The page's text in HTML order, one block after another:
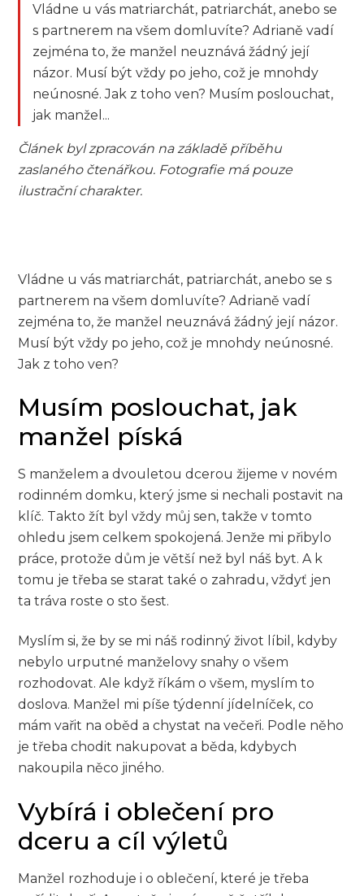
Vládne u vás matriarchát, patriarchát, anebo se
s partnerem na všem domluvíte? Adrianě vadí
zejména to, že manžel neuznává žádný její
názor. Musí být vždy po jeho, což je mnohdy
neúnosné. Jak z toho ven? Musím poslouchat,
jak manžel...
Článek byl zpracován na základě příběhu
zaslaného čtenářkou. Fotografie má pouze
ilustrační charakter.
Vládne u vás matriarchát, patriarchát, anebo se s
partnerem na všem domluvíte? Adrianě vadí
zejména to, že manžel neuznává žádný její názor.
Musí být vždy po jeho, což je mnohdy neúnosné.
Jak z toho ven?
Musím poslouchat, jak
manžel píská
S manželem a dvouletou dcerou žijeme v novém
rodinném domku, který jsme si nechali postavit na
klíč. Takto žít byl vždy můj sen, takže v tomto
ohledu jsem celkem spokojená. Jenže mi přibylo
práce, protože dům je větší než byl náš byt. A k
tomu je třeba se starat také o zahradu, vždyť jen
ta tráva roste o sto šest.
Myslím si, že by se mi náš rodinný život líbil, kdyby
nebylo urputné manželovy snahy o všem
rozhodovat. Ale když říkám o všem, myslím to
doslova. Manžel mi píše týdenní jídelníček, co
mám vařit na oběd a chystat na večeři. Podle něho
je třeba chodit nakupovat a běda, kdybych
nakoupila něco jiného.
Vybírá i oblečení pro
dceru a cíl výletů
Manžel rozhoduje i o oblečení, které je třeba